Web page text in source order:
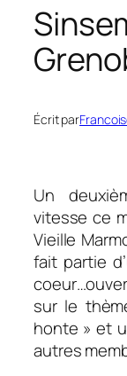
Écrit par
Un
vitesse ce
Vieille
fait partie
sur le
honte » et
autres